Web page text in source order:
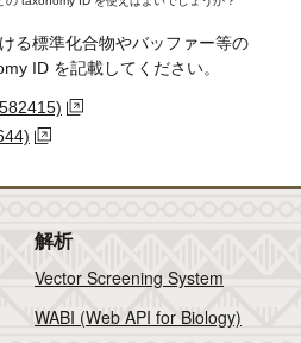
る標準化合物やバッファー等の
ID を記載してください。
解析
Vector Screening System
WABI (Web API for Biology)